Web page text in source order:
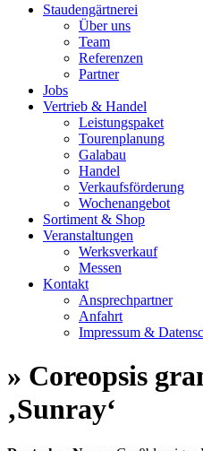
Staudengärtnerei
Über uns
Team
Referenzen
Partner
Jobs
Vertrieb & Handel
Leistungspaket
Tourenplanung
Galabau
Handel
Verkaufsförderung
Wochenangebot
Sortiment & Shop
Veranstaltungen
Werksverkauf
Messen
Kontakt
Ansprechpartner
Anfahrt
Impressum &
» Coreopsis
‚Sunray‘